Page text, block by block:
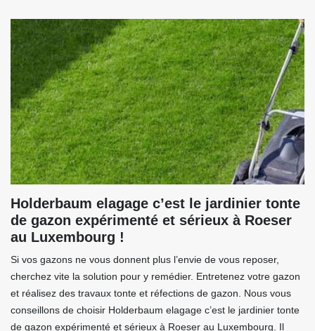
Holderbaum elagage c’est le jardinier tonte
de gazon expérimenté et sérieux à Roeser
au Luxembourg !
Si vos gazons ne vous donnent plus l’envie de vous reposer,
cherchez vite la solution pour y remédier. Entretenez votre gazon
et réalisez des travaux tonte et réfections de gazon. Nous vous
conseillons de choisir Holderbaum elagage c’est le jardinier tonte
de gazon expérimenté et sérieux à Roeser au Luxembourg. Il